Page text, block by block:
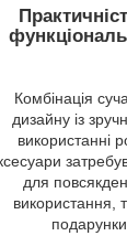
Комбінація
дизайну із
використанні
для
використання,
подарунки.